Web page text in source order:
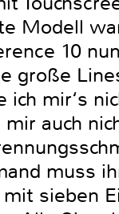
Modell
10
große
ich mir‘s
auch
muss
sieben